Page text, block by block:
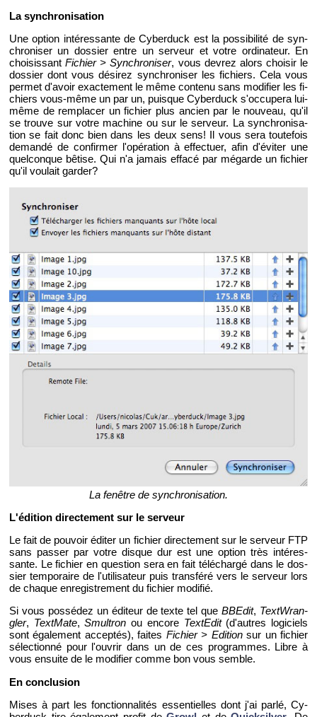
La syn­chro­ni­sa­tion
Une op­tion in­té­res­sante de Cy­ber­duck est la pos­si­bi­lité de syn­
chro­ni­ser un dos­sier entre un ser­veur et votre or­di­na­teur. En
choi­sis­santFi­chier > Syn­chro­ni­ser, vous de­vrez alors choi­sir le
dos­sier dont vous dé­si­rez syn­chro­ni­ser les fi­chiers. Cela vous
per­met d'avoir exac­te­ment le même contenu sans mo­di­fier les fi­
chiers vous-même un par un, puisque Cy­ber­duck s'oc­cu­pera lui-
même de rem­pla­cer un fi­chier plus an­cien par le nou­veau, qu'il
se trouve sur votre ma­chine ou sur le ser­veur. La syn­chro­ni­sa­
tion se fait donc bien dans les deux sens! Il vous sera tou­te­fois
de­mandé de confir­mer l'opé­ra­tion à ef­fec­tuer, afin d'évi­ter une
quel­conque bê­tise. Qui n'a ja­mais ef­facé par mé­garde un fi­chier
qu'il vou­lait gar­der?
La fe­nêtre de syn­chro­ni­sa­tion.
L'édi­tion di­rec­te­ment sur le ser­veur
Le fait de pou­voir édi­ter un fi­chier di­rec­te­ment sur le ser­veur FTP
sans pas­ser par votre disque dur est une op­tion très in­té­res­
sante. Le fi­chier en ques­tion sera en fait té­lé­chargé dans le dos­
sier tem­po­raire de l'uti­li­sa­teur puis trans­féré vers le ser­veur lors
de chaque en­re­gis­tre­ment du fi­chier mo­di­fié.
Si vous pos­sé­dez un édi­teur de texte tel queBBE­dit, Text­Wran­
gler, Text­Mate,Smul­tron ou en­core Tex­tE­dit(d'autres lo­gi­ciels
sont éga­le­ment ac­cep­tés), faites Fi­chier > Edi­tionsur un fi­chier
sé­lec­tionné pour l'ou­vrir dans un de ces pro­grammes. Libre à
vous en­suite de le mo­di­fier comme bon vous semble.
En conclu­sion
Mises à part les fonc­tion­na­li­tés es­sen­tielles dont j'ai parlé, Cy­